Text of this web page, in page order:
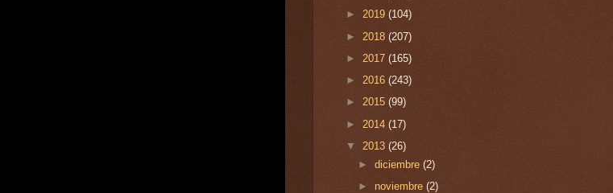
► 2019 (104)
► 2018 (207)
► 2017 (165)
► 2016 (243)
► 2015 (99)
► 2014 (17)
▼ 2013 (26)
►diciembre(2)
► noviembre(2)